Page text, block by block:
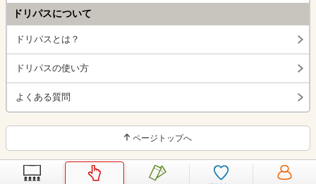
ドリパスについて
ドリパスとは？
ドリパスの使い方
よくある質問
ページトップへ